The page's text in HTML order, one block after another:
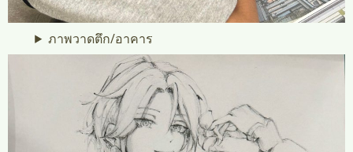
ภาพวาดตึก/อาคาร